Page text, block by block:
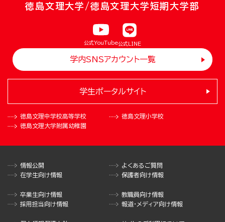
徳島文理大学/徳島文理大学短期大学部
公式YouTube公式LINE
学内SNSアカウント一覧
徳島文理中学校高等学校
徳島文理小学校
徳島文理大学附属幼稚園
学生ポータルサイト
情報公開
よくあるご質問
在学生向け情報
保護者向け情報
卒業生向け情報
教職員向け情報
採用担当向け情報
報道・メディア向け情報